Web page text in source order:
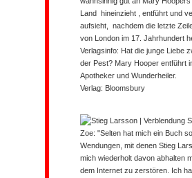
Land hineinzieht , entführt und
aufsieht, nachdem die letzte
von London im 17. Jahrhundert
Verlagsinfo: Hat die junge Liebe
der Pest? Mary Hooper entführt
Apotheker und Wunderheiler.
Verlag: Bloomsbury
Zoe: "Selten hat mich ein Buch
Wendungen, mit denen Stieg
mich wiederholt davon abhalten
dem Internet zu zerstören. Ich